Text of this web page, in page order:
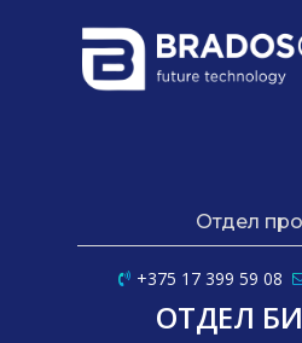
ектуаль
ные
устройс
ного
управл
ения
и
ского
обслуж
Отдел
+375 17 399 59 08
ОТДЕЛ